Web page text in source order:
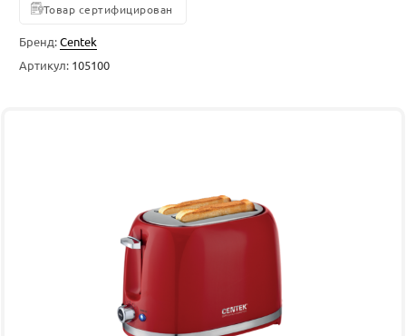
Товар сертифицирован
Бренд:Centek
Артикул: 105100